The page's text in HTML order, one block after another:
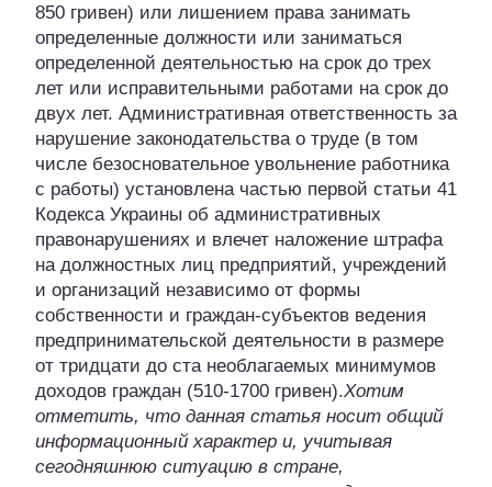
850 гривен) или лишением права занимать
определенные должности или заниматься
определенной деятельностью на срок до трех
лет или исправительными работами на срок до
двух лет. Административная ответственность за
нарушение законодательства о труде (в том
числе безосновательное увольнение работника
с работы) установлена частью первой статьи 41
Кодекса Украины об административных
правонарушениях и влечет наложение штрафа
на должностных лиц предприятий, учреждений
и организаций независимо от формы
собственности и граждан-субъектов ведения
предпринимательской деятельности в размере
от тридцати до ста необлагаемых минимумов
доходов граждан (510-1700 гривен).Хотим
отметить, что данная статья носит общий
информационный характер и, учитывая
сегодняшнюю ситуацию в стране,